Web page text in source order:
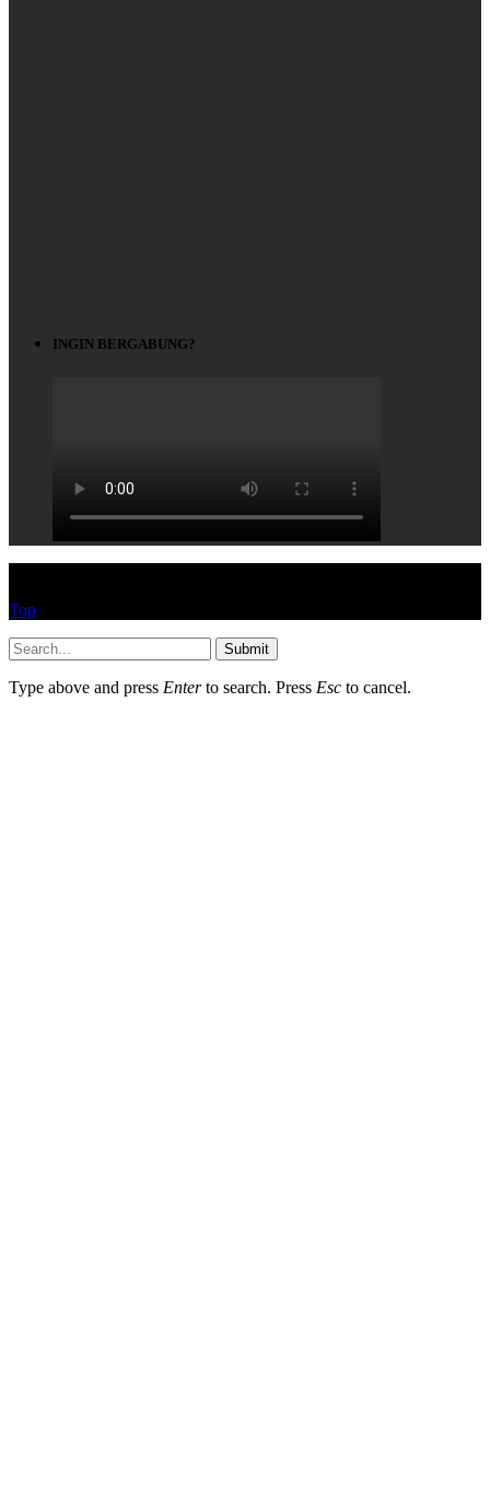
INGIN BERGABUNG?
Top
Submit
Type above and press Enterto search. Press Esc to cancel.